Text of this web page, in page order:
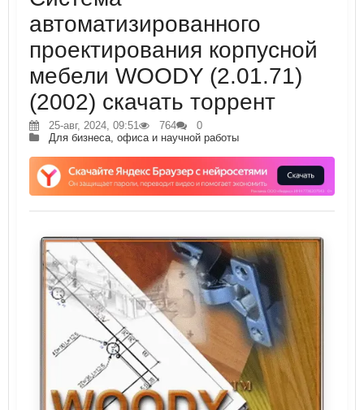
автоматизированного
проектирования корпусной
мебели WOODY (2.01.71)
(2002) скачать торрент
25-авг, 2024, 09:51 764
0
Для бизнеса, офиса и научной работы